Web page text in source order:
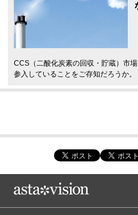
CCS（二酸化炭素の回収・貯蔵）市
参入していることをご存知だろうか。